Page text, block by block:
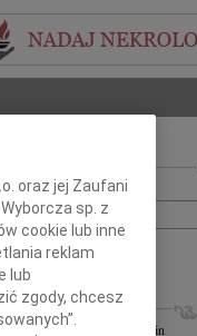
ogłoszenia:
zaawansowane
29.07.2026
Szczecin
oraz jej Zaufani
sp. z
cookie lub inne
reklam
lub
zgody, chcesz